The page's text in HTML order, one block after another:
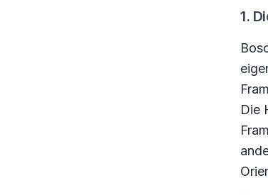
1.
Die